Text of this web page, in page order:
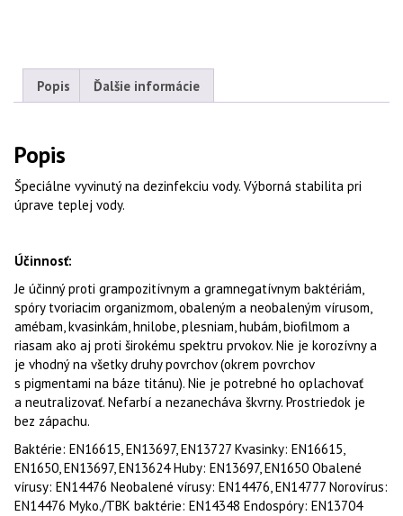
Popis Ďalšie informácie
Popis
Špeciálne vyvinutý na dezinfekciu vody. Výborná stabilita pri
úprave teplej vody.
Účinnosť:
Je účinný proti grampozitívnym a gramnegatívnym baktériám,
spóry tvoriacim organizmom, obaleným a neobaleným vírusom,
amébam, kvasinkám, hnilobe, plesniam, hubám, biofilmom a
riasam ako aj proti širokému spektru prvokov. Nie je korozívny a
je vhodný na všetky druhy povrchov (okrem povrchov
s pigmentami na báze titánu). Nie je potrebné ho oplachovať
a neutralizovať. Nefarbí a nezanecháva škvrny. Prostriedok je
bez zápachu.
Baktérie: EN16615, EN13697, EN13727 Kvasinky: EN16615,
EN1650, EN13697, EN13624 Huby: EN13697, EN1650 Obalené
vírusy: EN14476 Neobalené vírusy: EN14476, EN14777 Norovírus:
EN14476 Myko./TBK baktérie: EN14348 Endospóry: EN13704